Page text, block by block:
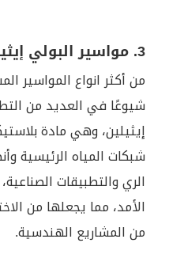
3. مواسير البولي إيثيلين (PE)
من أكثر انواع المواسير
شيوعًا في العديد من
إيثيلين، وهي مادة
شبكات المياه الرئيسية
الري والتطبيقات
الأمد، مما يجعلها من
من المشاريع الهندسية.